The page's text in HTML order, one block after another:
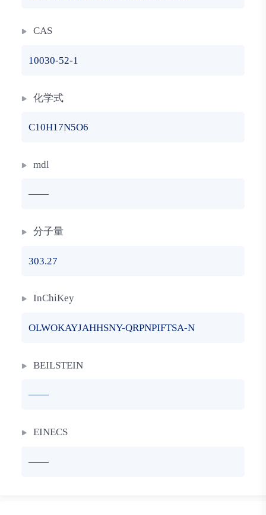
CAS
10030-52-1
化学式
C10H17N5O6
mdl
——
分子量
303.27
InChiKey
OLWOKAYJAHHSNY-QRPNPIFTSA-N
BEILSTEIN
——
EINECS
——